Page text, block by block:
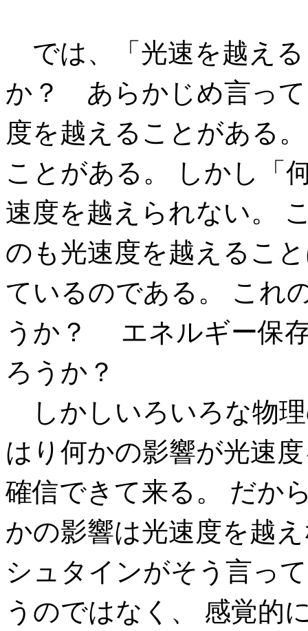
では、「光速を越え
か？ あらかじめ言って
度を越えることがある
ことがある。 しかし「
速度を越えられない。
のも光速度を越えるこ
ているのである。 これ
うか？ エネルギー保
ろうか？
しかしいろいろな物
はり何かの影響が光速
確信できて来る。 だか
かの影響は光速度を越
シュタインがそう言っ
うのではなく、 感覚的